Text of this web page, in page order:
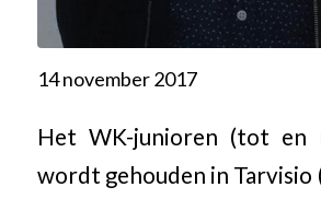
14 november 2017
Het WK-junioren (tot en
wordt gehouden in Tarvisio